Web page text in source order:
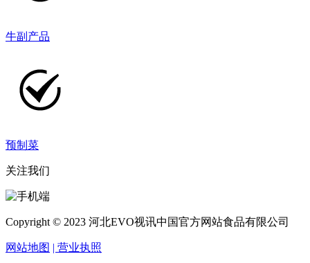
牛副产品
预制菜
关注我们
Copyright © 2023 河北EVO视讯中国官方网站食品有限公司
网站地图 | 营业执照